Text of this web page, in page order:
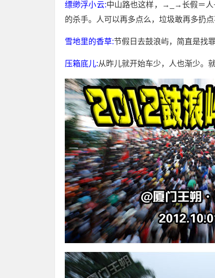
缥缈浮小云:中山路也这样，→_→长假＝人
的杀手。人可以再多点么，垃圾敢再多
雪地里的香草:节假日去鼓浪屿，简直是找
压箱底儿:从昨儿就开始车少，人也渐少。